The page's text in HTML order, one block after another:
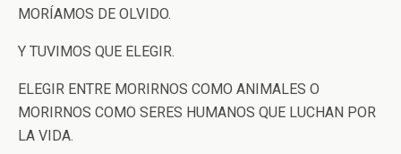
MORÍAMOS DE OLVIDO.
Y TUVIMOS QUE ELEGIR.
ELEGIR ENTRE MORIRNOS COMO ANIMALES O
MORIRNOS COMO SERES HUMANOS QUE LUCHAN POR
LA VIDA.